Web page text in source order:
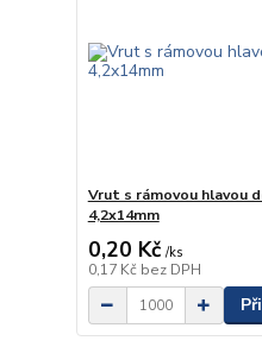
Vrut s rámovou hlavou
4,2x14mm
0,20 Kč /ks
0,17 Kč bez DPH